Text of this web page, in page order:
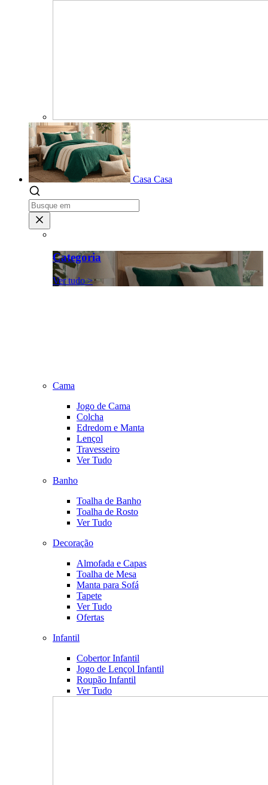
Casa Casa
Categoria
Ver tudo >
Cama
Jogo de Cama
Colcha
Edredom e Manta
Lençol
Travesseiro
Ver Tudo
Banho
Toalha de Banho
Toalha de Rosto
Ver Tudo
Decoração
Almofada e Capas
Toalha de Mesa
Manta para Sofá
Tapete
Ver Tudo
Ofertas
Infantil
Cobertor Infantil
Jogo de Lençol Infantil
Roupão Infantil
Ver Tudo